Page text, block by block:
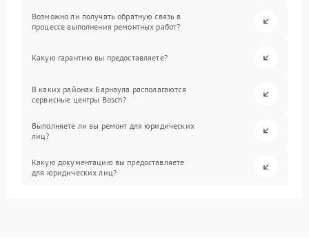
Возможно ли получать обратную связь в
процессе выполнения ремонтных работ?
Какую гарантию вы предоставляете?
В каких районах Барнаула располагаются
сервисные центры Bosch?
Выполняете ли вы ремонт для юридических
лиц?
Какую документацию вы предоставляете
для юридических лиц?